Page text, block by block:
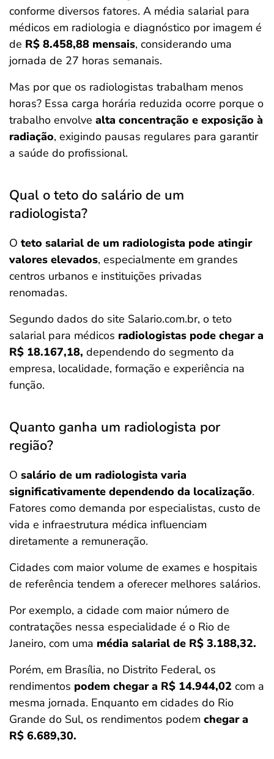
conforme diversos fatores. A média salarial para
médicos em radiologia e diagnóstico por imagem é
de R$ 8.458,88 mensais, considerando uma
jornada de 27 horas semanais.
Mas por que os radiologistas trabalham menos
horas? Essa carga horária reduzida ocorre porque o
trabalho envolve alta concentração e exposição à
radiação, exigindo pausas regulares para garantir
a saúde do profissional.
Qual o teto do salário de um
radiologista?
O teto salarial de um radiologista pode atingir
valores elevados, especialmente em grandes
centros urbanos e instituições privadas
renomadas.
Segundo dados do site Salario.com.br, o teto
salarial para médicos radiologistas pode chegar a
R$ 18.167,18, dependendo do segmento da
empresa, localidade, formação e experiência na
função.
Quanto ganha um radiologista por
região?
O salário de um radiologista varia
significativamente dependendo da localização.
Fatores como demanda por especialistas, custo de
vida e infraestrutura médica influenciam
diretamente a remuneração.
Cidades com maior volume de exames e hospitais
de referência tendem a oferecer melhores salários.
Por exemplo, a cidade com maior número de
contratações nessa especialidade é o Rio de
Janeiro, com uma média salarial de R$ 3.188,32.
Porém, em Brasília, no Distrito Federal, os
rendimentos podem chegar a R$ 14.944,02 com a
mesma jornada. Enquanto em cidades do Rio
Grande do Sul, os rendimentos podem chegar a
R$ 6.689,30.​